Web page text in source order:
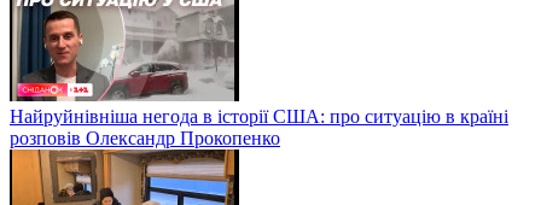
Найруйнівніша негода в історії США: про ситуацію в країні
розповів Олександр Прокопенко